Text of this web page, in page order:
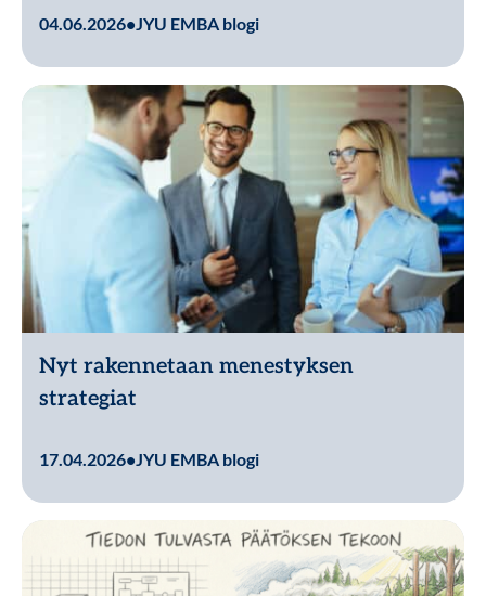
04.06.2026• JYU EMBA blogi
Nyt rakennetaan menestyksen
strategiat
17.04.2026•JYU EMBA blogi